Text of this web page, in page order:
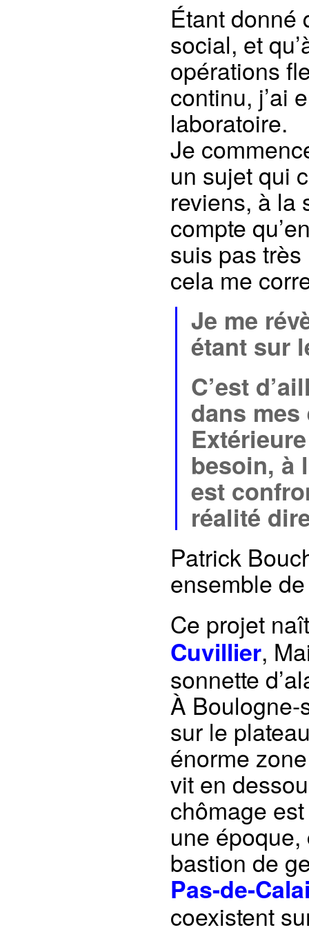
Étant donné
social, et
opérations
continu, j’ai
laboratoire.
Je
un sujet qui
reviens, à la
compte
suis pas très
cela me
Je me
étant sur
C’est
dans
besoin, à
est
réalité
Patrick
ensemble
Ce projet
Cuvillier,
sonnette
À Boulogne-
sur le
énorme
vit en
chômage
une époque,
bastion de
Pas-de-
coexistent